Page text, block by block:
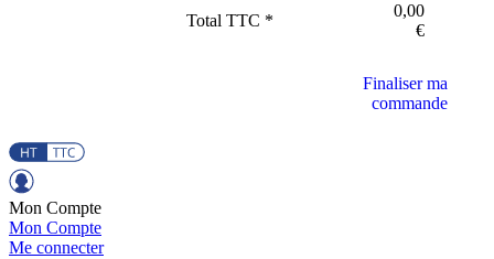
Total TTC *
0,00
€
Finaliser ma
commande
Mon Compte
Mon Compte
Me connecter